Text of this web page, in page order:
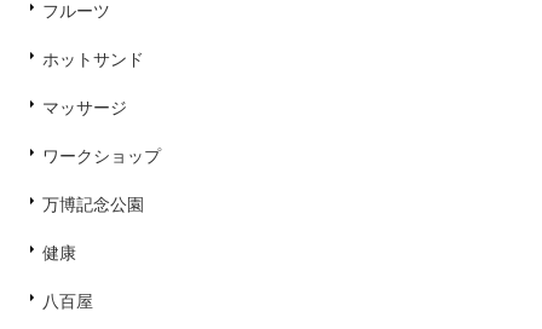
フルーツ
ホットサンド
マッサージ
ワークショップ
万博記念公園
健康
八百屋